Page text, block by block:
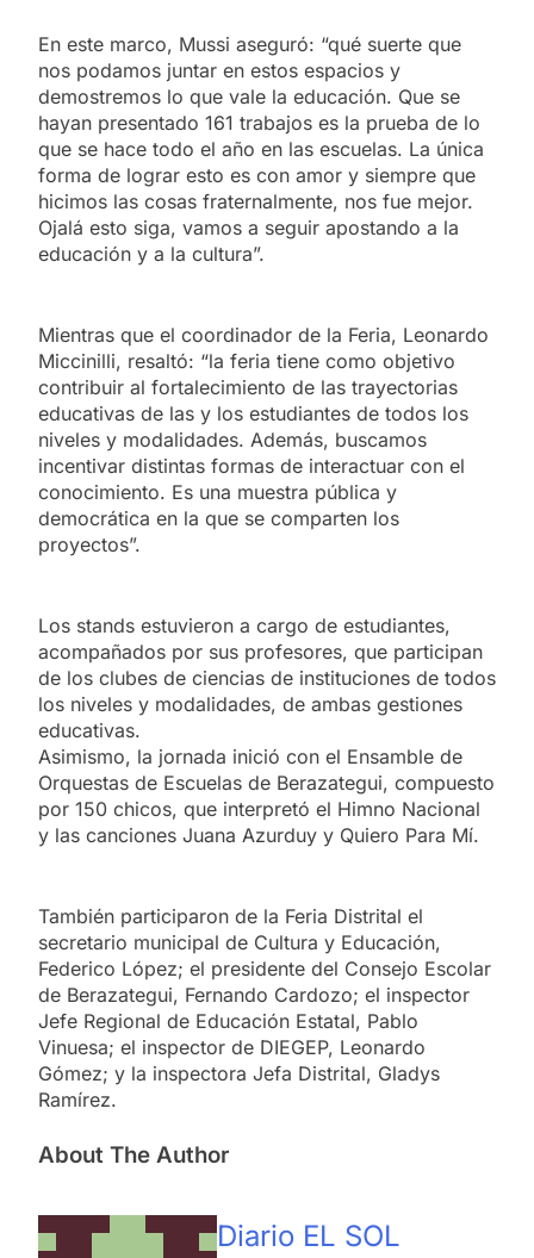
En este marco, Mussi aseguró: “qué suerte que
nos podamos juntar en estos espacios y
demostremos lo que vale la educación. Que se
hayan presentado 161 trabajos es la prueba de lo
que se hace todo el año en las escuelas. La única
forma de lograr esto es con amor y siempre que
hicimos las cosas fraternalmente, nos fue mejor.
Ojalá esto siga, vamos a seguir apostando a la
educación y a la cultura”.
Mientras que el coordinador de la Feria, Leonardo
Miccinilli, resaltó: “la feria tiene como objetivo
contribuir al fortalecimiento de las trayectorias
educativas de las y los estudiantes de todos los
niveles y modalidades. Además, buscamos
incentivar distintas formas de interactuar con el
conocimiento. Es una muestra pública y
democrática en la que se comparten los
proyectos”.
Los stands estuvieron a cargo de estudiantes,
acompañados por sus profesores, que participan
de los clubes de ciencias de instituciones de todos
los niveles y modalidades, de ambas gestiones
educativas.
Asimismo, la jornada inició con el Ensamble de
Orquestas de Escuelas de Berazategui, compuesto
por 150 chicos, que interpretó el Himno Nacional
y las canciones Juana Azurduy y Quiero Para Mí.
También participaron de la Feria Distrital el
secretario municipal de Cultura y Educación,
Federico López; el presidente del Consejo Escolar
de Berazategui, Fernando Cardozo; el inspector
Jefe Regional de Educación Estatal, Pablo
Vinuesa; el inspector de DIEGEP, Leonardo
Gómez; y la inspectora Jefa Distrital, Gladys
Ramírez.
About The Author
Diario EL SOL